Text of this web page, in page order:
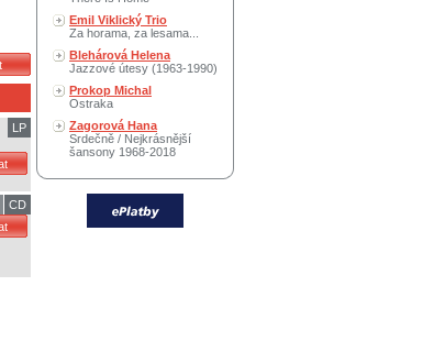
LP
CD
Emil Viklický Trio
Za horama, za lesama...
Blehárová Helena
Jazzové útesy (1963-1990)
Prokop Michal
Ostraka
Zagorová Hana
Srdečně / Nejkrásnější
šansony 1968-2018